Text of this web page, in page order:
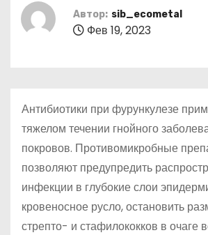
Автор: sib_ecometal
Фев 19, 2023
Антибиотики при фурункулезе
тяжелом течении гнойного
покровов. Противомикробные
позволяют предупредить
инфекции в глубокие слои
кровеносное русло, остановить
стрепто- и стафилококков в очаге